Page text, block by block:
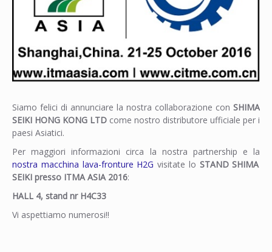
Siamo felici di annunciare la nostra collaborazione con SHIMA
SEIKI HONG KONG LTD come nostro distributore ufficiale per i
paesi Asiatici.
Per maggiori informazioni circa la nostra partnership e la
nostra macchina lava-fronture H2G visitate lo STAND SHIMA
SEIKI presso ITMA ASIA 2016:
HALL 4, stand nr H4C33
Vi aspettiamo numerosi!!